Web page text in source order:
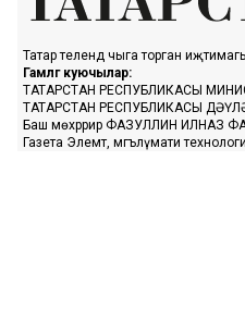
Татар телендә чыга торган
Гамәлгә куючылар:
ТАТАРСТАН РЕСПУБЛИКАСЫ
ТАТАРСТАН РЕСПУБЛИКАСЫ
Баш мөхәррир ФАЗУЛЛИН ИЛНАЗ
Газета Элемтә, мәгълүмати